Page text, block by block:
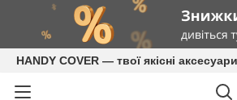
HANDY COVER — твої якісні